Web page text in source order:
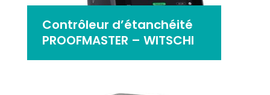
Contrôleur d’étanchéité
PROOFMASTER – WITSCHI